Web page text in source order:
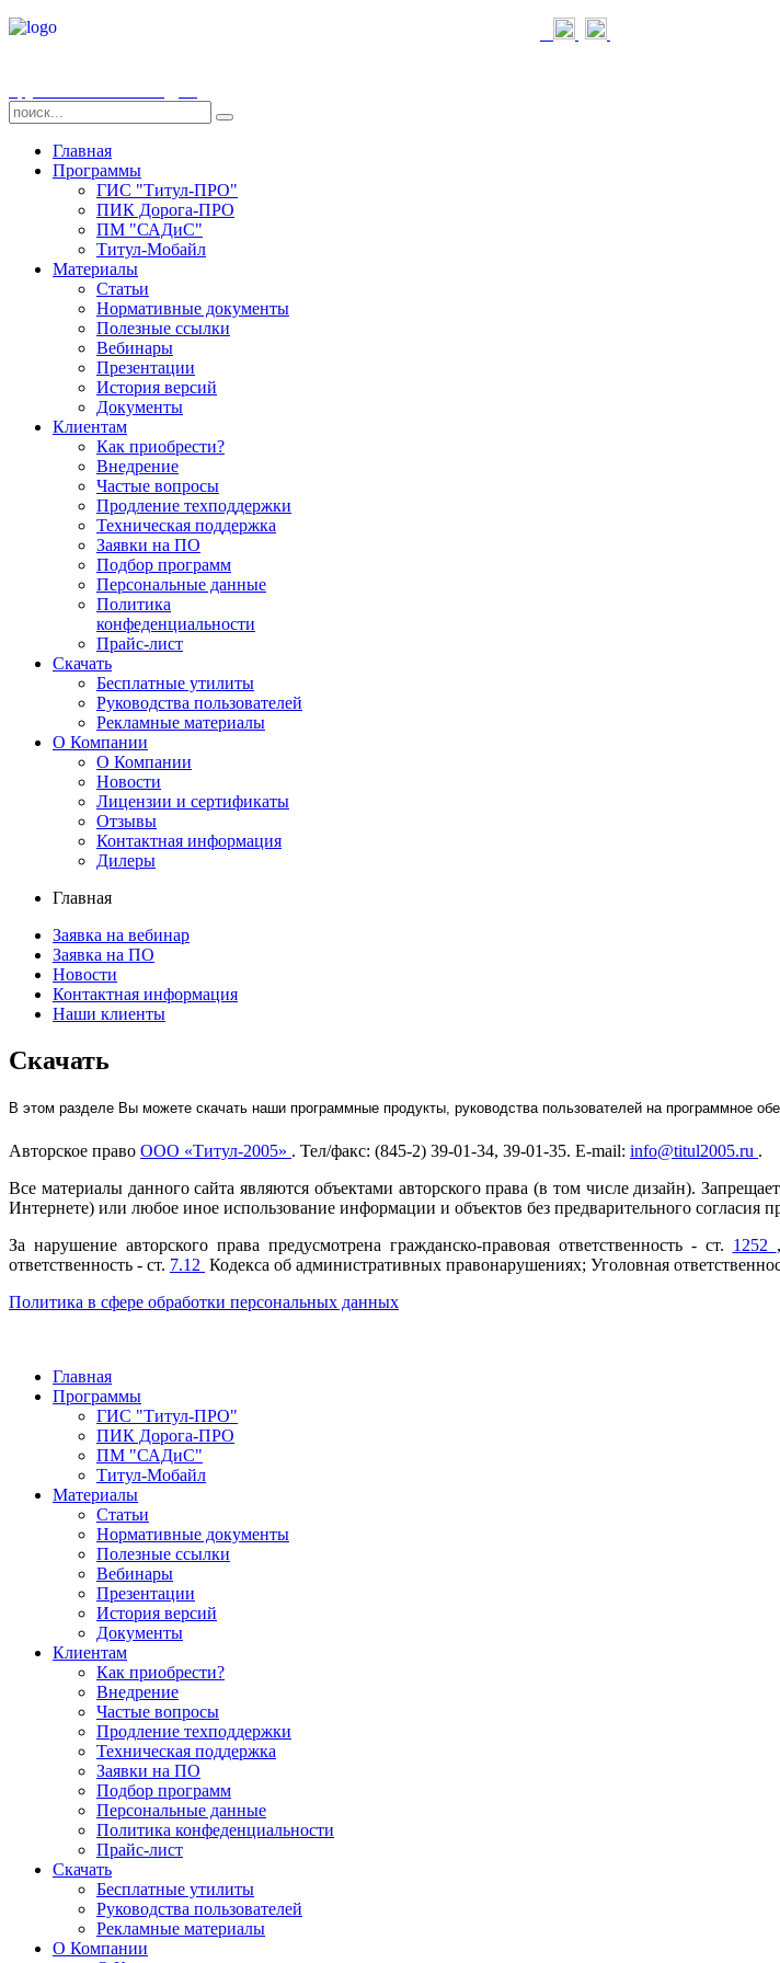
Главная
Программы
ГИС "Титул-ПРО"
ПИК Дорога-ПРО
ПМ "САДиС"
Титул-Мобайл
Материалы
Статьи
Нормативные документы
Полезные ссылки
Вебинары
Презентации
История версий
Документы
Клиентам
Как приобрести?
Внедрение
Частые вопросы
Продление техподдержки
Техническая поддержка
Заявки на ПО
Подбор программ
Персональные данные
Политика
конфеденциальности
Прайс-лист
Скачать
Бесплатные утилиты
Руководства пользователей
Рекламные материалы
О Компании
О Компании
Новости
Лицензии и сертификаты
Отзывы
Контактная информация
Дилеры
Главная
Заявка на вебинар
Заявка на ПО
Новости
Контактная информация
Наши клиенты
Скачать
В этом разделе Вы можете скачать наши программные продукты, руководства пользователей на программное
Авторское право ООО «Титул-2005» . Тел/факс: (845-2) 39-01-34, 39-01-35. E-mail: info@titul2005.ru .
Все материалы данного сайта являются объектами авторского права (в том числе дизайн).
Интернете) или любое иное использование информации и объектов без предварительного согласия
За нарушение авторского права предусмотрена гражданско-правовая ответственность - ст. 1252 ,
ответственность - ст. 7.12 Кодекса об административных правонарушениях; Уголовная
Политика в сфере обработки персональных данных
Главная
Программы
ГИС "Титул-ПРО"
ПИК Дорога-ПРО
ПМ "САДиС"
Титул-Мобайл
Материалы
Статьи
Нормативные документы
Полезные ссылки
Вебинары
Презентации
История версий
Документы
Клиентам
Как приобрести?
Внедрение
Частые вопросы
Продление техподдержки
Техническая поддержка
Заявки на ПО
Подбор программ
Персональные данные
Политика конфеденциальности
Прайс-лист
Скачать
Бесплатные утилиты
Руководства пользователей
Рекламные материалы
О Компании